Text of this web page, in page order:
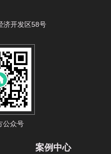
济开发区58号
公众号
案例中心